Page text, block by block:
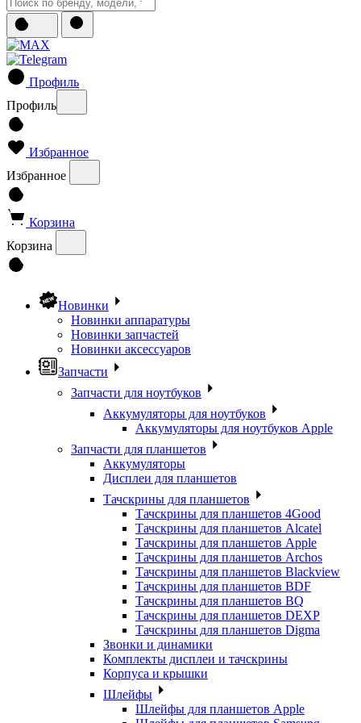
Профиль
Профиль
Избранное
Избранное
Корзина
Корзина
Новинки
Новинки аппаратуры
Новинки запчастей
Новинки аксессуаров
Запчасти
Запчасти для ноутбуков
Аккумуляторы для ноутбуков
Аккумуляторы для ноутбуков Apple
Запчасти для планшетов
Аккумуляторы
Дисплеи для планшетов
Тачскрины для планшетов
Тачскрины для планшетов 4Good
Тачскрины для планшетов Alcatel
Тачскрины для планшетов Apple
Тачскрины для планшетов Archos
Тачскрины для планшетов Blackview
Тачскрины для планшетов BDF
Тачскрины для планшетов BQ
Тачскрины для планшетов DEXP
Тачскрины для планшетов Digma
Звонки и динамики
Комплекты дисплеи и тачскрины
Корпуса и крышки
Шлейфы
Шлейфы для планшетов Apple